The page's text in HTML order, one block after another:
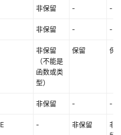
非保留 - -
非保留 - -
非保留
（不能是
函数或类
型）
保留 保
非保留 - -
- 非保留
非